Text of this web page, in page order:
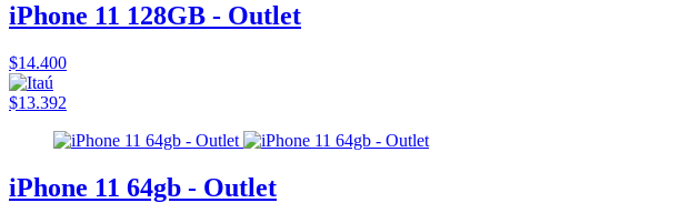
iPhone 11 128GB - Outlet
$14.400
$13.392
iPhone 11 64gb - Outlet